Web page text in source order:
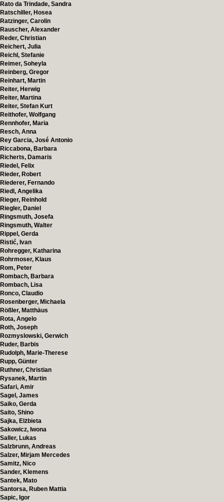
Rato da Trindade, Sandra
Ratschiller, Hosea
Ratzinger, Carolin
Rauscher, Alexander
Reder, Christian
Reichert, Julia
Reichl, Stefanie
Reimer, Soheyla
Reinberg, Gregor
Reinhart, Martin
Reiter, Herwig
Reiter, Martina
Reiter, Stefan Kurt
Reithofer, Wolfgang
Rennhofer, Maria
Resch, Anna
Rey Garcia, José Antonio
Riccabona, Barbara
Richerts, Damaris
Riedel, Felix
Rieder, Robert
Riederer, Fernando
Riedl, Angelika
Rieger, Reinhold
Riegler, Daniel
Ringsmuth, Josefa
Ringsmuth, Walter
Rippel, Gerda
Ristić, Ivan
Rohregger, Katharina
Rohrmoser, Klaus
Rom, Peter
Rombach, Barbara
Rombach, Lisa
Ronco, Claudio
Rosenberger, Michaela
Rößler, Matthäus
Rota, Angelo
Roth, Joseph
Rozmyslowski, Gerwich
Ruder, Barbis
Rudolph, Marie-Therese
Rupp, Günter
Ruthner, Christian
Rysanek, Martin
Safari, Amir
Sagel, James
Saiko, Gerda
Saito, Shino
Sajka, Elżbieta
Sakowicz, Iwona
Saller, Lukas
Salzbrunn, Andreas
Salzer, Mirjam Mercedes
Samitz, Nico
Sander, Klemens
Santek, Mato
Santorsa, Ruben Mattia
Sapic, Igor